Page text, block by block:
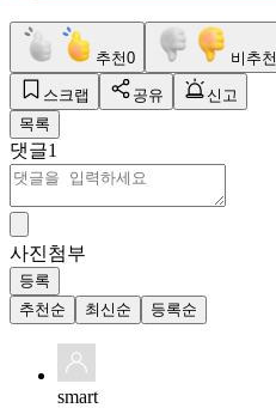
추천0 비추천
스크랩 공유
신고
목록
댓글1
사진첨부
등록
추천순
최신순 등록순
smart